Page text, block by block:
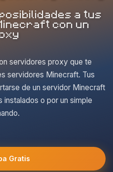
a tus
con un
servidores proxy que te
servidores Minecraft. Tus
de un servidor Minecraft
o por un simple
Gratis